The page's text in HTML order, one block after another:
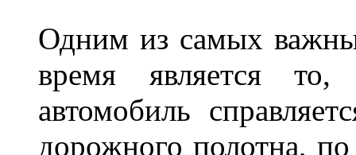
Одним из самых
время является то,
автомобиль
дорожного полотна,